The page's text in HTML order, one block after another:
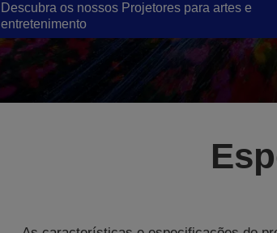
Descubra os nossos Projetores para artes e
entretenimento